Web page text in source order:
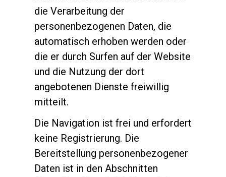
die Verarbeitung der
personenbezogenen Daten, die
automatisch erhoben werden oder
die er durch Surfen auf der Website
und die Nutzung der dort
angebotenen Dienste freiwillig
mitteilt.
Die Navigation ist frei und erfordert
keine Registrierung. Die
Bereitstellung personenbezogener
Daten ist in den Abschnitten
Nachrichten
Geschichte
Unsere Labore
Nachhaltigkeit
Connect